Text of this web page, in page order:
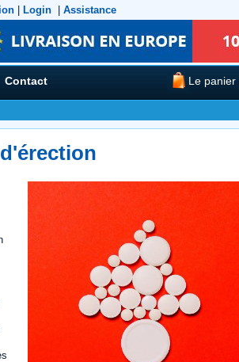
Login Assistance
Contact Le panier